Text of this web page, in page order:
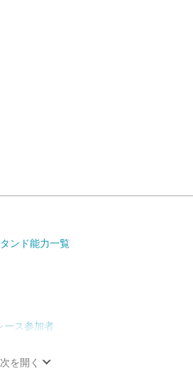
ンド能力一覧
ース参加者
を開く